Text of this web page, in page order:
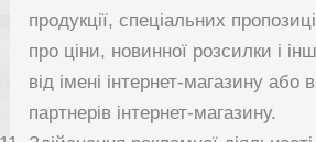
продукції, спеціальних
про ціни, новинної розсилки і
від імені інтернет-магазину або
партнерів інтернет-магазину.